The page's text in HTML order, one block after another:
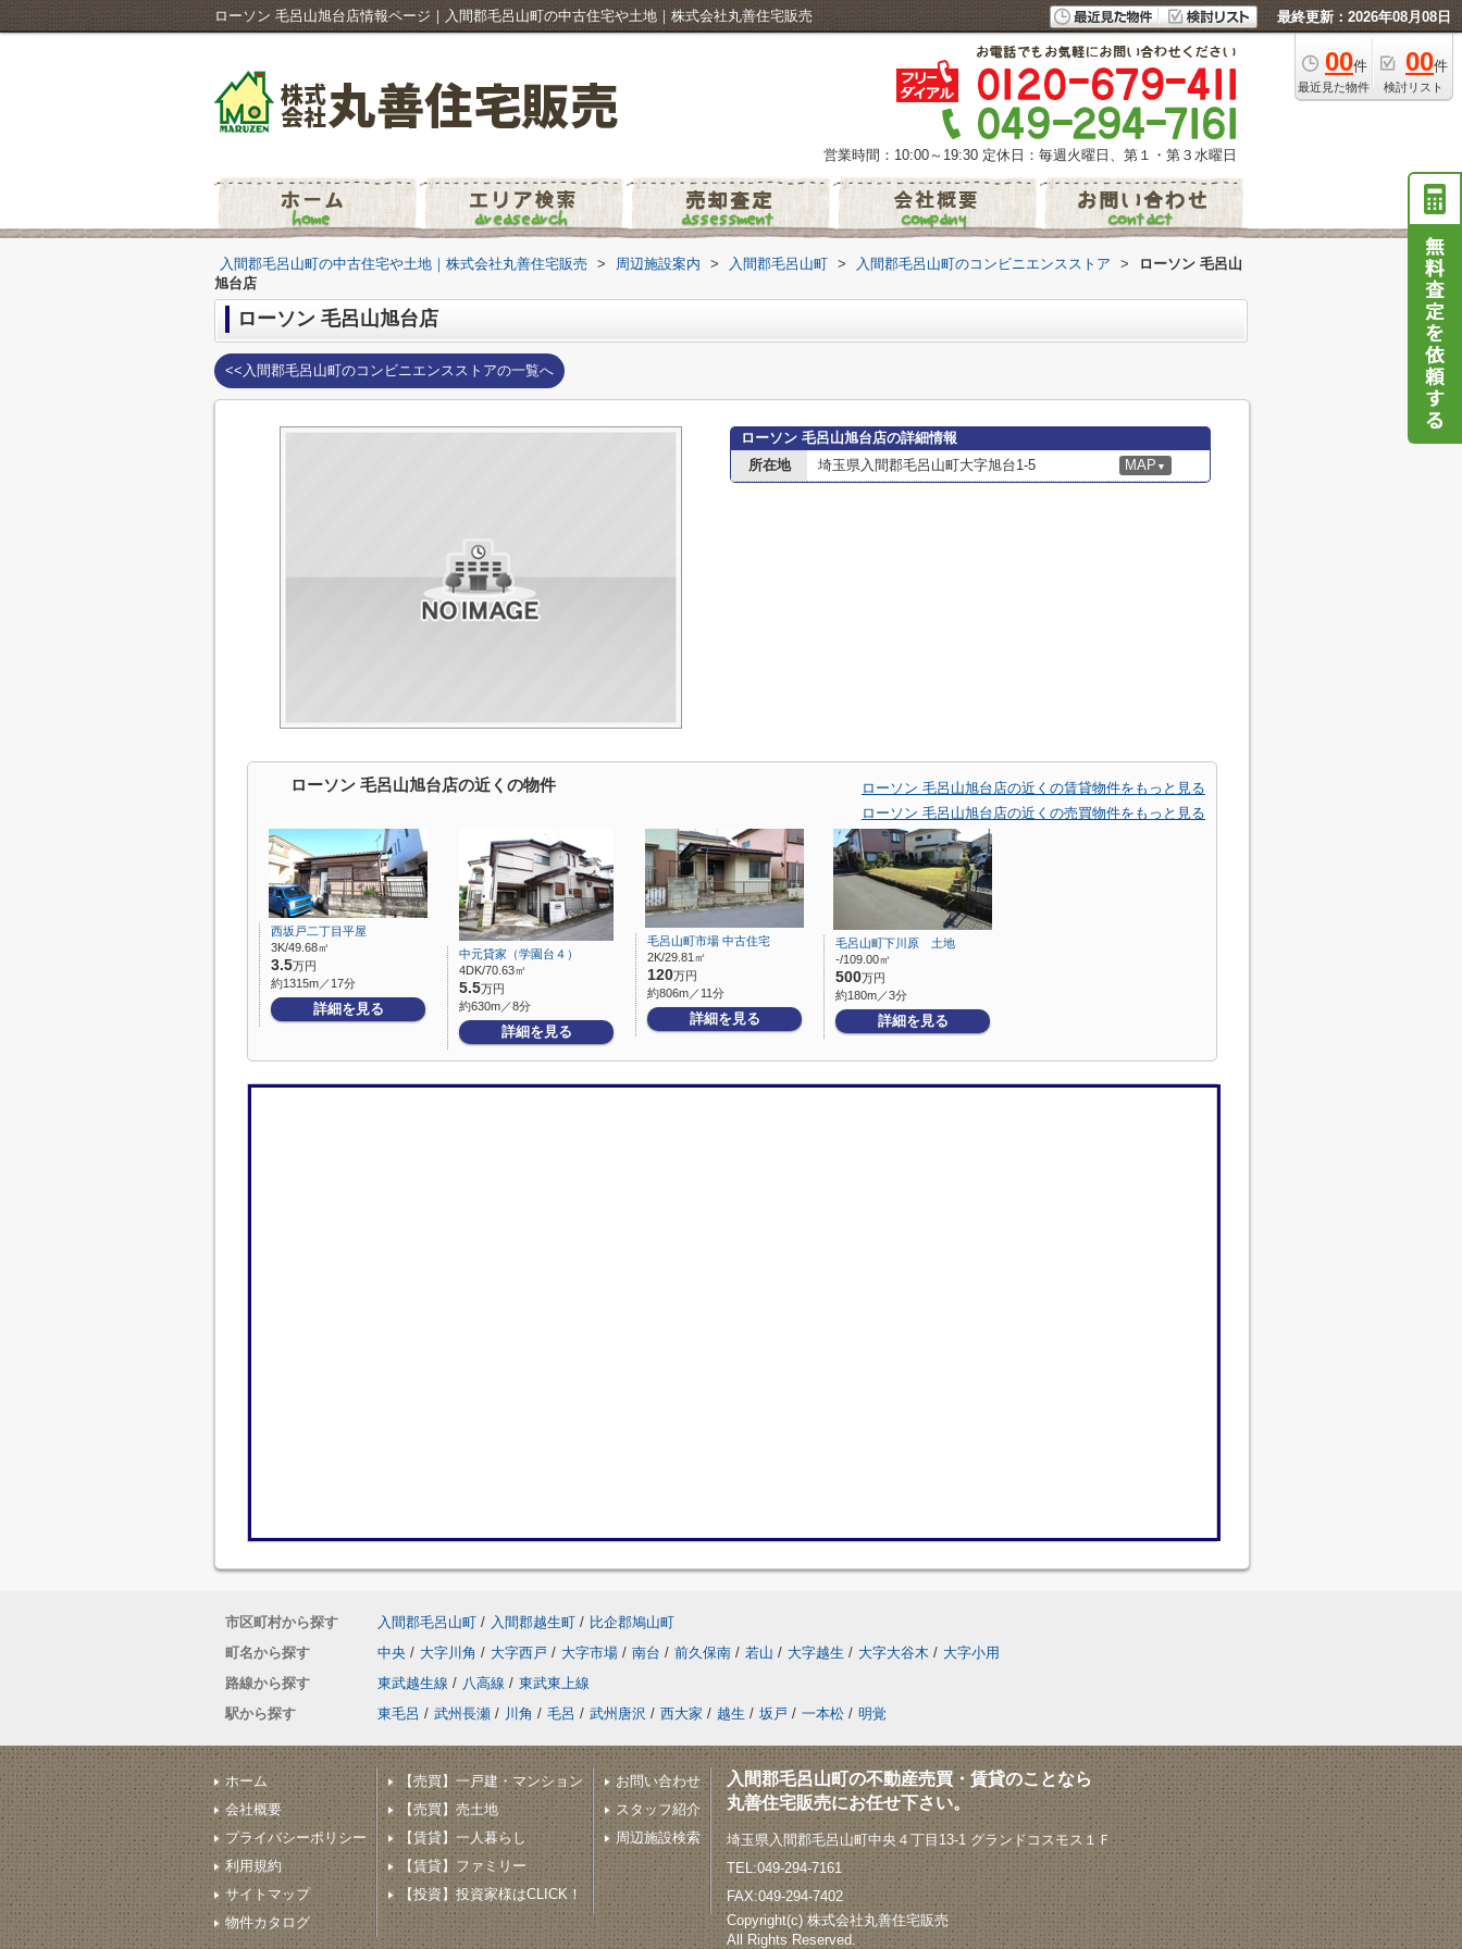
ローソン 毛呂山旭台店情報ページ｜入間郡毛呂山町の中古住宅や土地｜株式会社丸善住宅販売 最終更新：2026年08月08日
00件
最近見た物件
00件
検討リスト
営業時間：10:00～19:30 定休日：毎週火曜日、第１・第３水曜日
入間郡毛呂山町の中古住宅や土地｜株式会社丸善住宅販売 > 周辺施設案内 > 入間郡毛呂山町 > 入間郡毛呂山町のコンビニエンスストア >
ローソン 毛呂山
旭台店
ローソン 毛呂山旭台店
<<入間郡毛呂山町のコンビニエンスストアの一覧へ
ローソン 毛呂山旭台店の詳細情報
所在地
埼玉県入間郡毛呂山町大字旭台1-5 MAP ▼
ローソン 毛呂山旭台店の近くの物件
ローソン 毛呂山旭台店の近くの賃貸物件をもっと見る
ローソン 毛呂山旭台店の近くの売買物件をもっと見る
西坂戸二丁目平屋
3K/49.68㎡
3.5万円
約1315m／17分
詳細を見る
中元貸家（学園台４）
4DK/70.63㎡
5.5万円
約630m／8分
詳細を見る
毛呂山町市場 中古住宅
2K/29.81㎡
120万円
約806m／11分
詳細を見る
毛呂山町下川原 土地
-/109.00㎡
500万円
約180m／3分
詳細を見る
市区町村から探す 入間郡毛呂山町 / 入間郡越生町 / 比企郡鳩山町
町名から探す
中央 / 大字川角 / 大字西戸 / 大字市場 / 南台 / 前久保南 / 若山 / 大字越生 / 大字大谷木 / 大字小用
路線から探す
東武越生線 / 八高線 / 東武東上線
駅から探す
東毛呂 / 武州長瀬 / 川角 / 毛呂 / 武州唐沢 / 西大家 / 越生 / 坂戸 / 一本松 / 明覚
ホーム
会社概要
プライバシーポリシー
利用規約
サイトマップ
物件カタログ
【売買】一戸建・マンション
【売買】売土地
【賃貸】一人暮らし
【賃貸】ファミリー
【投資】投資家様はCLICK！
お問い合わせ
スタッフ紹介
周辺施設検索
入間郡毛呂山町の不動産売買・賃貸のことなら
丸善住宅販売にお任せ下さい。
埼玉県入間郡毛呂山町中央４丁目13-1 グランドコスモス１Ｆ
TEL:049-294-7161
FAX:049-294-7402
Copyright(c) 株式会社丸善住宅販売
All Rights Reserved.